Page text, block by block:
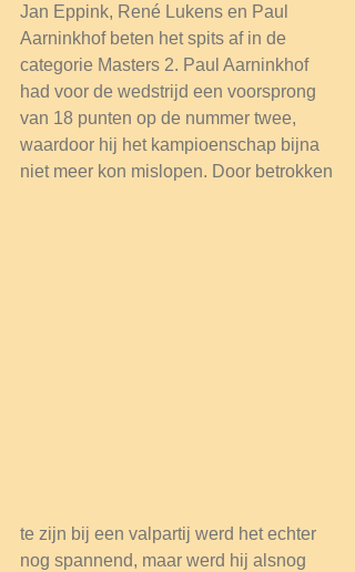
Jan Eppink, René Lukens en Paul
Aarninkhof beten het spits af in de
categorie Masters 2. Paul Aarninkhof
had voor de wedstrijd een voorsprong
van 18 punten op de nummer twee,
waardoor hij het kampioenschap bijna
niet meer kon mislopen. Door betrokken
te zijn bij een valpartij werd het echter
nog spannend, maar werd hij alsnog